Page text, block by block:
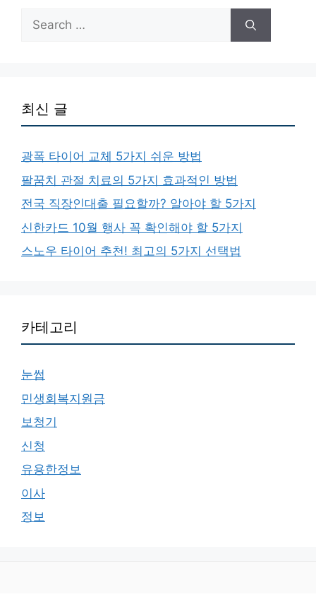
Search
for:
최신 글
광폭 타이어 교체 5가지 쉬운 방법
팔꿈치 관절 치료의 5가지 효과적인 방법
전국 직장인대출 필요할까? 알아야 할 5가지
신한카드 10월 행사 꼭 확인해야 할 5가지
스노우 타이어 추천! 최고의 5가지 선택법
카테고리
눈썹
민생회복지원금
보청기
신청
유용한정보
이사
정보